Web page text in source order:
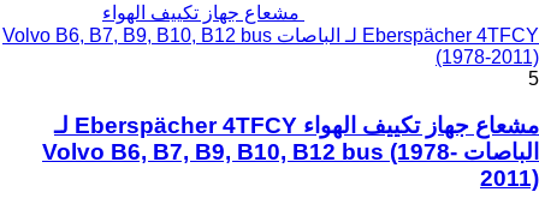
مشعاع جهاز تكييف الهواء
Eberspächer 4TFCY لـ الباصات Volvo B6, B7, B9, B10, B12 bus
(1978-2011)
5
مشعاع جهاز تكييف الهواء Eberspächer 4TFCY لـ
الباصات Volvo B6, B7, B9, B10, B12 bus (1978-
2011)